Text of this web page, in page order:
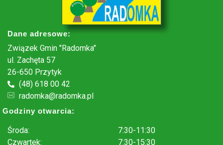
Dane adresowe:
Związek Gmin "Radomka"
ul. Zachęta 57
26-650 Przytyk
(48) 618 00 42
radomka@radomka.pl
Godziny otwarcia:
Środa:
Czwartek:
7:30-11:30
7:30-15:30